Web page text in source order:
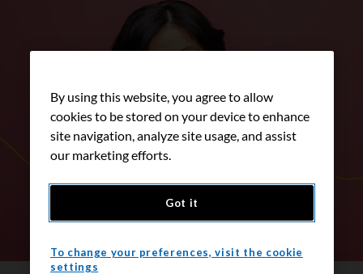
By using this website, you agree to allow
cookies to be stored on your device to enhance
site navigation, analyze site usage, and assist
our marketing efforts.
Got it
To change your preferences, visit the cookie
settings